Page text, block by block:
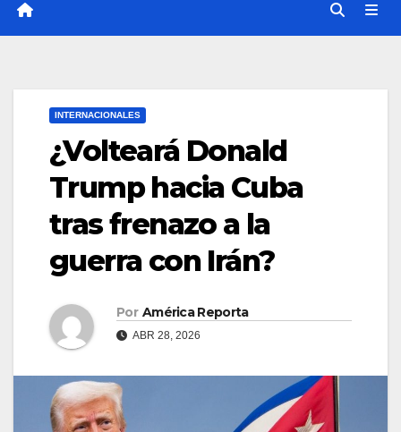
INTERNACIONALES
¿Volteará Donald
Trump hacia Cuba
tras frenazo a la
guerra con Irán?
Por América Reporta
ABR 28, 2026